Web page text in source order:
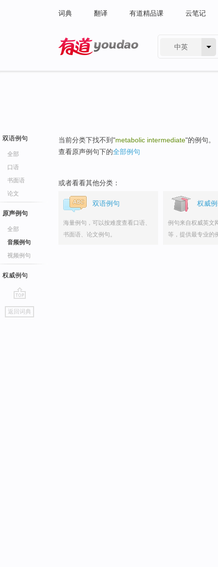
词典 翻译 有道精品课 云笔记
中英
双语例句
全部
口语
书面语
论文
原声例句
全部
音频例句
视频例句
权威例句
go
top
返回词典
当前分类下找不到"metabolic intermediate"的例句。
查看原声例句下的全部例句
或者看看其他分类：
双语例句
海量例句，可以按难度查看口语、
书面语、论文例句。
权威
例句来自权威英文
等，提供最专业的